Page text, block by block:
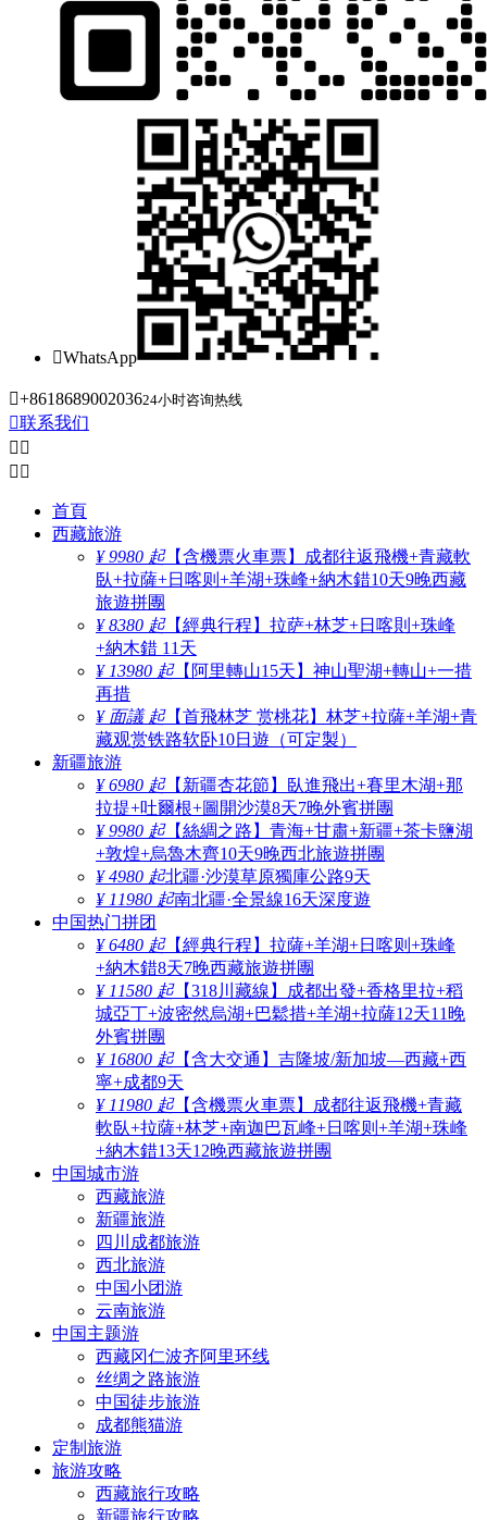
WhatsApp
+861868900203624小时咨询热线
联系我们
 
 
首頁
西藏旅游
¥ 9980 起【含機票火車票】成都往返飛機+青藏軟
臥+拉薩+日喀则+羊湖+珠峰+納木錯10天9晚西藏
旅遊拼團
¥ 8380 起【經典行程】拉萨+林芝+日喀則+珠峰
+納木錯 11天
¥ 13980 起【阿里轉山15天】神山聖湖+轉山+一措
再措
¥ 面議 起【首飛林芝 赏桃花】林芝+拉薩+羊湖+青
藏观赏铁路软卧10日遊（可定製）
新疆旅游
¥ 6980 起【新疆杏花節】臥進飛出+賽里木湖+那
拉提+吐爾根+圖開沙漠8天7晚外賓拼團
¥ 9980 起【絲綢之路】青海+甘肅+新疆+茶卡鹽湖
+敦煌+烏魯木齊10天9晚西北旅遊拼團
¥ 4980 起北疆·沙漠草原獨庫公路9天
¥ 11980 起南北疆·全景線16天深度遊
中国热门拼团
¥ 6480 起【經典行程】拉薩+羊湖+日喀则+珠峰
+納木錯8天7晚西藏旅遊拼團
¥ 11580 起【318川藏線】成都出發+香格里拉+稻
城亞丁+波密然烏湖+巴鬆措+羊湖+拉薩12天11晚
外賓拼團
¥ 16800 起【含大交通】吉隆坡/新加坡—西藏+西
寧+成都9天
¥ 11980 起【含機票火車票】成都往返飛機+青藏
軟臥+拉薩+林芝+南迦巴瓦峰+日喀则+羊湖+珠峰
+納木錯13天12晚西藏旅遊拼團
中国城市游
西藏旅游
新疆旅游
四川成都旅游
西北旅游
中国小团游
云南旅游
中国主题游
西藏冈仁波齐阿里环线
丝绸之路旅游
中国徒步旅游
成都熊猫游
定制旅游
旅游攻略
西藏旅行攻略
新疆旅行攻略